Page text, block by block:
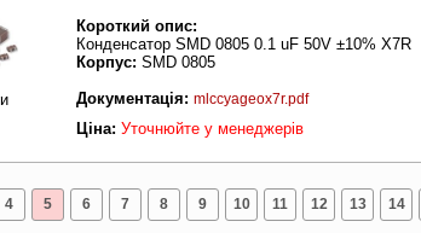
Короткий опис:
Конденсатор SMD 0805 0.1 uF 50V ±10% X7R
Корпус: SMD 0805
Документація: mlccyageox7r.pdf
Ціна: Уточнюйте у менеджерів
4 5 6 7 8 9 10 11 12 13 14